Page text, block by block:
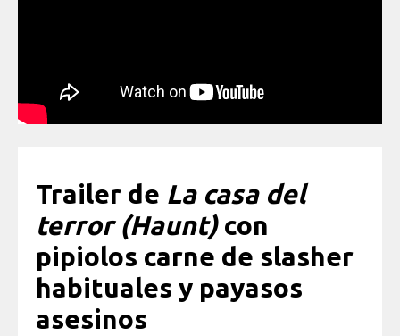
Trailer de La casa del
terror(Haunt)con
pipiolos carne de slasher
habituales y payasos
asesinos